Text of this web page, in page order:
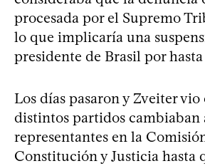
procesada por el Supremo
lo que implicaría una
presidente de Brasil por hasta
Los días pasaron y Zveiter vio
distintos partidos cambiaban
representantes en la
Constitución y Justicia hasta